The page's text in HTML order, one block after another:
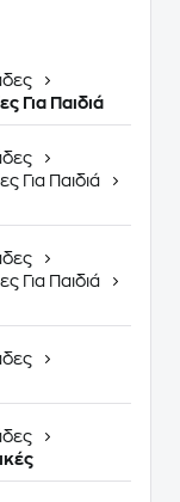
Για Παιδιά
Για Παιδιά
Για Παιδιά